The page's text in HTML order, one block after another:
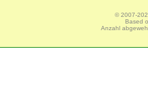
© 2007-
Based
Anzahl